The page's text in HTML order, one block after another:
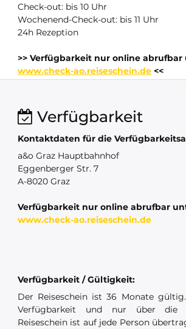
Check-out: bis 10 Uhr
Wochenend-Check-out: bis 11 Uhr
24h Rezeption
>> Verfügbarkeit nur online abrufbar
www.check-ao.reiseschein.de <<
Verfügbarkeit
Kontaktdaten für die
a&o Graz Hauptbahnhof
Eggenberger Str. 7
A-8020 Graz
Verfügbarkeit nur online abrufbar
www.check-ao.reiseschein.de
Verfügbarkeit / Gültigkeit:
Der Reiseschein ist 36 Monate
Verfügbarkeit und nur über die
Reiseschein ist auf jede Person